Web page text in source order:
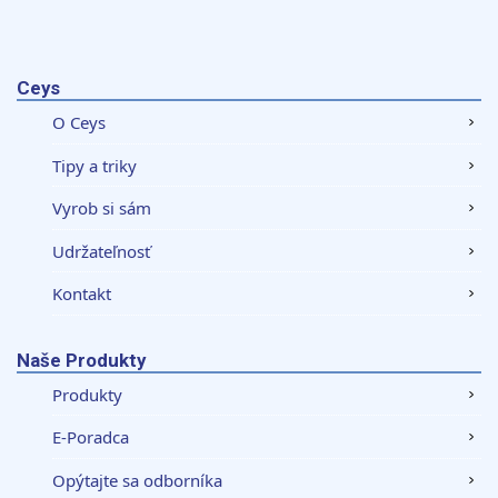
Ceys
O Ceys
Tipy a triky
Vyrob si sám
Udržateľnosť
Kontakt
Naše Produkty
Produkty
E-Poradca
Opýtajte sa odborníka